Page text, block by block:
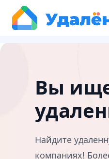
Вы
Найдите
компаниях!